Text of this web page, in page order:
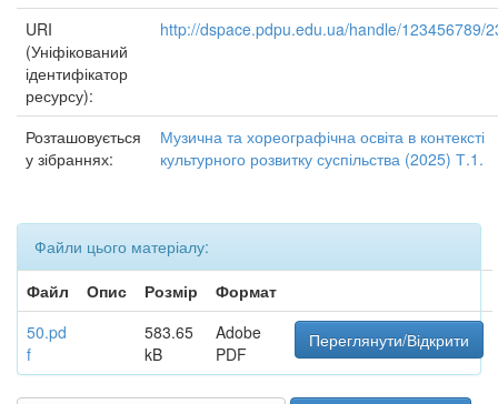
URI
(Уніфікований
ідентифікатор
ресурсу):
http://dspace.pdpu.edu.ua/handle/123456789/
Розташовується
у зібраннях:
Музична та хореографічна освіта в контексті
культурного розвитку суспільства (2025) Т.1.
Файли цього матеріалу:
Файл
Опис Розмір
Формат
50.pd
f
583.65
kB
Adobe
PDF
Переглянути/Відкрити